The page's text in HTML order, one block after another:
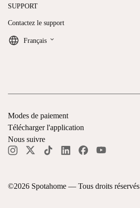
SUPPORT
Contactez le support
Français keyboard_arrow_down
©2026 Spotahome — Tous droits réservés
Modes de paiement
Télécharger l'application
Nous suivre